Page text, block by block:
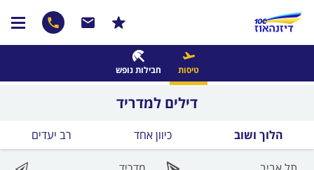
טיסות חבילות נופש
דילים למדריד
הלוך ושוב כיוון אחד רב יעדים